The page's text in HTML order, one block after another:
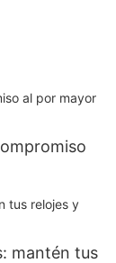
mantén tus